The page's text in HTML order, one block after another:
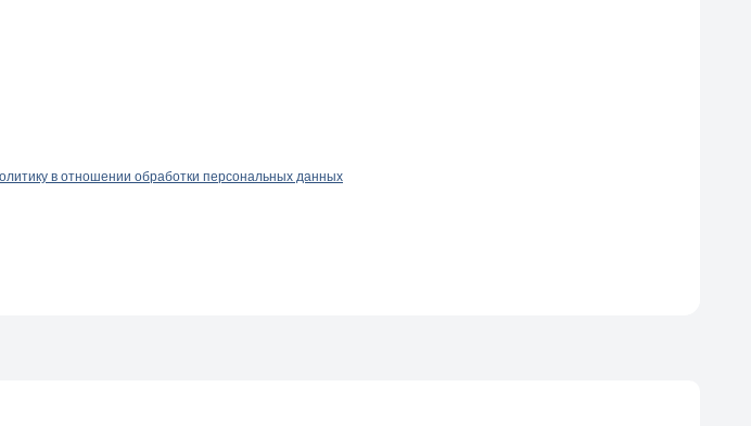
в отношении обработки персональных данных